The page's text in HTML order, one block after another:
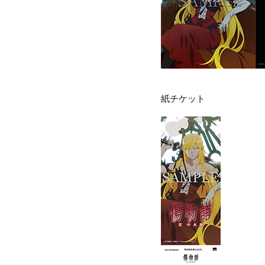
紙チケット